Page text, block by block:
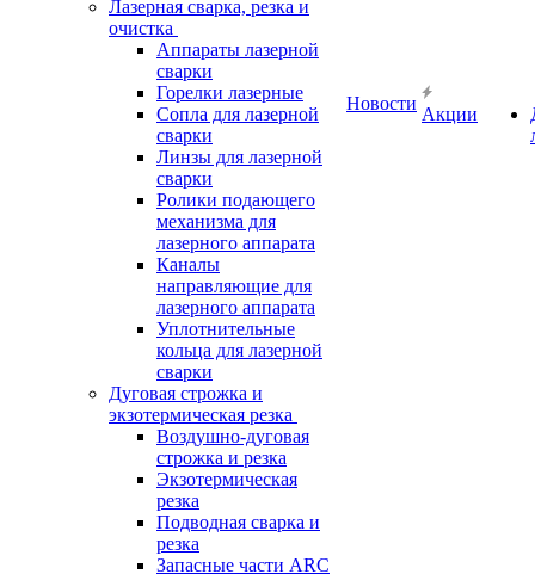
Лазерная сварка, резка и
очистка
Аппараты лазерной
сварки
Горелки лазерные
Сопла для лазерной
сварки
Линзы для лазерной
сварки
Ролики подающего
механизма для
лазерного аппарата
Каналы
направляющие для
лазерного аппарата
Уплотнительные
кольца для лазерной
сварки
Дуговая строжка и
экзотермическая резка
Воздушно-дуговая
строжка и резка
Экзотермическая
резка
Подводная сварка и
резка
Запасные части ARC
Новости
Акции